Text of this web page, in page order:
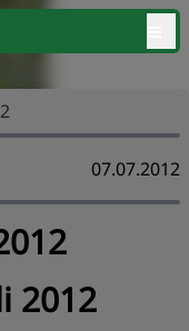
07.07.2012
2012